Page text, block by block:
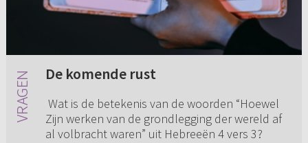
De komende rust
Wat is de betekenis van de woorden “Hoewel
Zijn werken van de grondlegging der wereld af
al volbracht waren” uit Hebreeën 4 vers 3?